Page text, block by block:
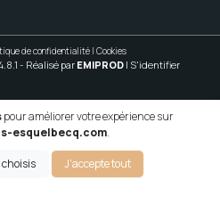
de confidentialité | Cookies
- Réalisé par EMIPROD | S'identifier
pour améliorer votre expérience sur
esquelbecq.com.
choisis J'accepte tout